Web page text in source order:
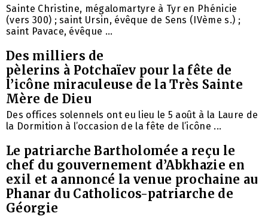
Sainte Christine, mégalomartyre à Tyr en Phénicie
(vers 300) ; saint Ursin, évêque de Sens (IVème s.) ;
saint Pavace, évêque ...
Des milliers de
pèlerins à Potchaïev pour la fête de
l’icône miraculeuse de la Très Sainte
Mère de Dieu
Des offices solennels ont eu lieu le 5 août à la Laure de
la Dormition à l’occasion de la fête de l’icône ...
Le patriarche Bartholomée a reçu le
chef du gouvernement d’Abkhazie en
exil et a annoncé la venue prochaine au
Phanar du Catholicos-patriarche de
Géorgie